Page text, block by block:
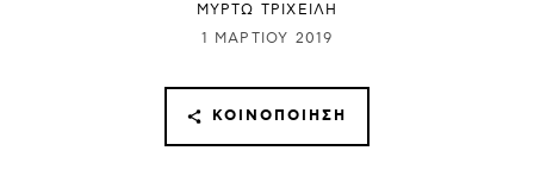
ΜΥΡΤΩ ΤΡΙΧΕΙΛΗ
1 ΜΑΡΤΊΟΥ 2019
ΚΟΙΝΟΠΟΊΗΣΗ